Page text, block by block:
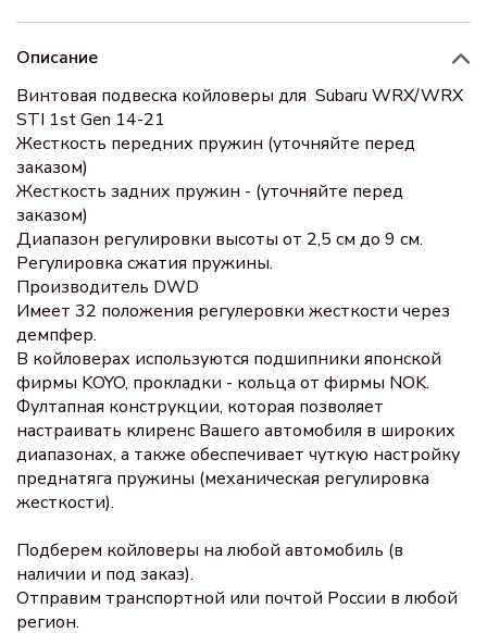
Описание
Винтовая подвеска койловеры для Subaru WRX/WRX
STI 1st Gen 14-21
Жесткость передних пружин (уточняйте перед
заказом)
Жесткость задних пружин - (уточняйте перед
заказом)
Диапазон регулировки высоты от 2,5 см до 9 см.
Регулировка сжатия пружины.
Производитель DWD
Имеет 32 положения регулеровки жесткости через
демпфер.
В койловерах используются подшипники японской
фирмы KOYO, прокладки - кольца от фирмы NOK.
Фултапная конструкции, которая позволяет
настраивать клиренс Вашего автомобиля в широких
диапазонах, а также обеспечивает чуткую настройку
преднатяга пружины (механическая регулировка
жесткости).
Подберем койловеры на любой автомобиль (в
наличии и под заказ).
Отправим транспортной или почтой России в любой
регион.